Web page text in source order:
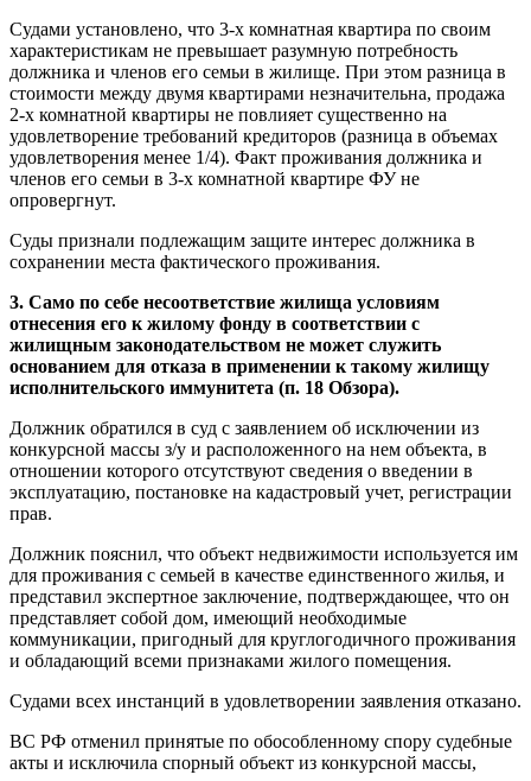
Судами установлено, что 3-х комнатная квартира по своим
характеристикам не превышает разумную потребность
должника и членов его семьи в жилище. При этом разница в
стоимости между двумя квартирами незначительна, продажа
2-х комнатной квартиры не повлияет существенно на
удовлетворение требований кредиторов (разница в объемах
удовлетворения менее 1/4). Факт проживания должника и
членов его семьи в 3-х комнатной квартире ФУ не
опровергнут.
Суды признали подлежащим защите интерес должника в
сохранении места фактического проживания.
3. Само по себе несоответствие жилища условиям
отнесения его к жилому фонду в соответствии с
жилищным законодательством не может служить
основанием для отказа в применении к такому жилищу
исполнительского иммунитета (п. 18 Обзора).
Должник обратился в суд с заявлением об исключении из
конкурсной массы з/у и расположенного на нем объекта, в
отношении которого отсутствуют сведения о введении в
эксплуатацию, постановке на кадастровый учет, регистрации
прав.
Должник пояснил, что объект недвижимости используется им
для проживания с семьей в качестве единственного жилья, и
представил экспертное заключение, подтверждающее, что он
представляет собой дом, имеющий необходимые
коммуникации, пригодный для круглогодичного проживания
и обладающий всеми признаками жилого помещения.
Судами всех инстанций в удовлетворении заявления отказано.
ВС РФ отменил принятые по обособленному спору судебные
акты и исключила спорный объект из конкурсной массы,